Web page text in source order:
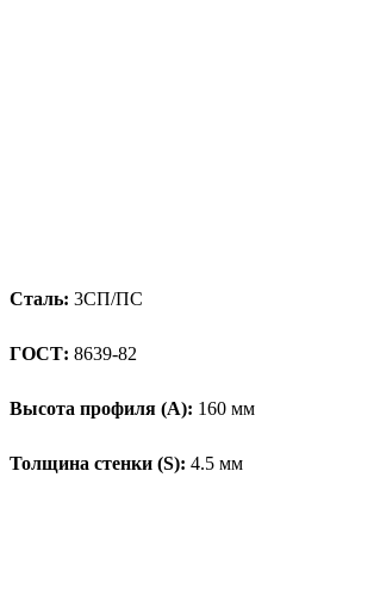
Сталь: 3СП/ПС
ГОСТ: 8639-82
Высота профиля (А): 160 мм
Толщина стенки (S): 4.5 мм